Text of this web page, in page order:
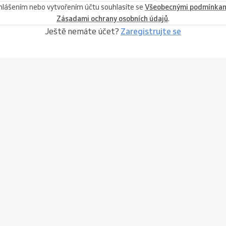
nebo vytvořením účtu souhlasíte se Všeobecnými
Zásadami ochrany osobních údajů.
Ještě nemáte účet? Zaregistrujte se